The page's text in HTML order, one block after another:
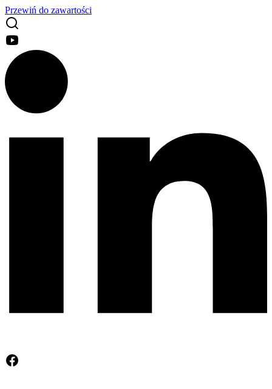
Przewiń do zawartości